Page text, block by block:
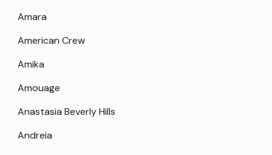
Amara
American Crew
Amika
Amouage
Anastasia Beverly Hills
Andreia